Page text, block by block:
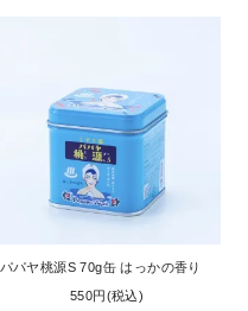
パパヤ桃源S 70g缶 はっかの香り
550円(税込)